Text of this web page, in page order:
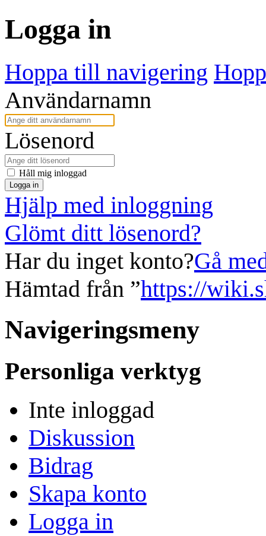
Logga in
Hoppa till navigering
Användarnamn
Lösenord
Håll mig inloggad
Logga in
Hjälp med inloggning
Glömt ditt lösenord?
Har du inget konto?Gå
Hämtad från ”https://
Navigeringsmeny
Personliga verktyg
Inte inloggad
Diskussion
Bidrag
Skapa konto
Logga in